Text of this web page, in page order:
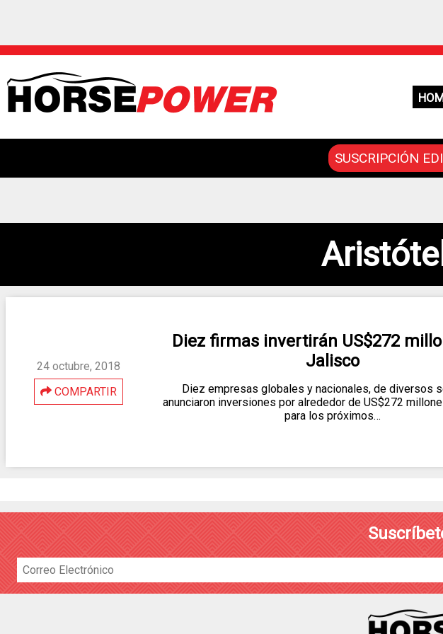
SUSCRIPCIÓN
24 octubre, 2018
COMPARTIR
Diez firmas invertirán US$272
Jalisco
Diez empresas globales y nacionales, de diversos
anunciaron inversiones por alrededor de US$272
para los próximos…